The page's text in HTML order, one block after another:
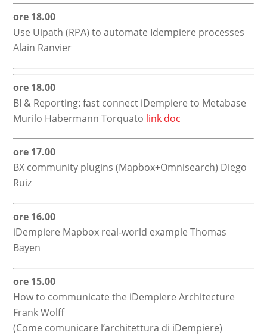
ore 18.00
Use Uipath (RPA) to automate Idempiere processes
Alain Ranvier
ore 18.00
BI & Reporting: fast connect iDempiere to Metabase
Murilo Habermann Torquato link doc
ore 17.00
BX community plugins (Mapbox+Omnisearch) Diego
Ruiz
ore 16.00
iDempiere Mapbox real-world example Thomas
Bayen
ore 15.00
How to communicate the iDempiere Architecture
Frank Wolff
(Come comunicare l’architettura di iDempiere)